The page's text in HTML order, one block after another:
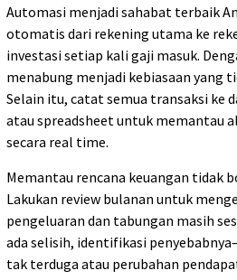
Automasi menjadi sahabat terbaik
otomatis dari rekening utama ke
investasi setiap kali gaji masuk.
menabung menjadi kebiasaan yang
Selain itu, catat semua transaksi ke
atau spreadsheet untuk memantau
secara real time.
Memantau rencana keuangan tidak
Lakukan review bulanan untuk
pengeluaran dan tabungan masih
ada selisih, identifikasi
tak terduga atau perubahan